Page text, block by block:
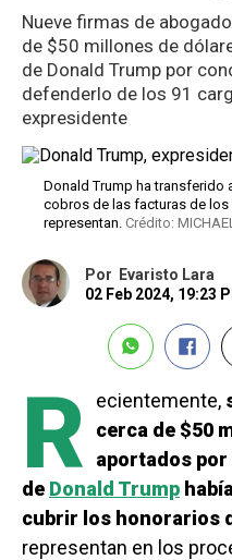
Nueve firmas de
de $50 millones de
de Donald Trump por
defenderlo de los 91
expresidente
Donald Trump ha transferido
cobros de las facturas de
representan. Crédito:
Por
Evaristo Lara
02 Feb 2024, 19:23
R ecientemente,
cerca de $50
aportados por
de Donald Trump
cubrir los honorarios
representan en los